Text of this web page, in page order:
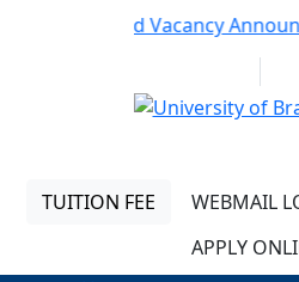
Revised Vacancy
TUITION FEE WEBMAIL
APPLY